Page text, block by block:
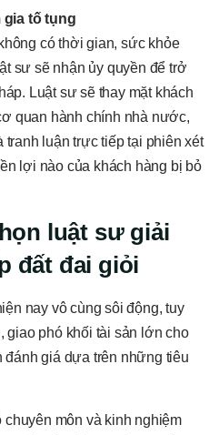
gia tố tụng
có thời gian, sức khỏe
sư sẽ nhận ủy quyền để trở
Luật sư sẽ thay mặt khách
quan hành chính nhà nước,
tranh luận trực tiếp tại phiên xét
lợi nào của khách hàng bị bỏ
luật sư giải
đất đai giỏi
nay vô cùng sôi động, tuy
giao phó khối tài sản lớn cho
giá dựa trên những tiêu
môn và kinh nghiệm